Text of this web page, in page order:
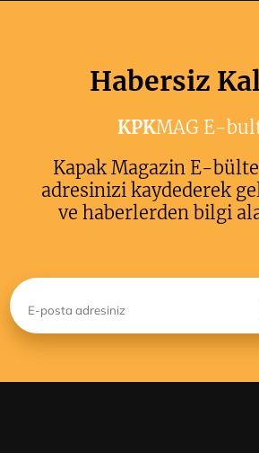
Habersiz
KPKMAG E-
Kapak Magazin E-
adresinizi kaydederek
ve haberlerden bilgi